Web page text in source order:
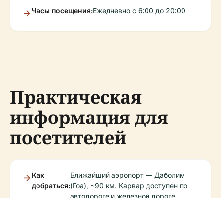
Часы посещения:Ежедневно с 6:00 до 20:00
Практическая
информация для
посетителей
Как
добраться:
Ближайший аэропорт — Даболим
(Гоа), ~90 км. Карвар доступен по
автодороге и железной дороге.